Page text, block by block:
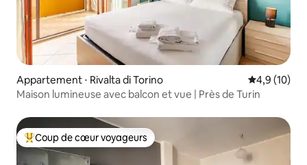
Appartement ⋅ Rivalta di Torino Évaluation
4,9 (10)
Maison lumineuse avec balcon et vue | Près de Turin
Coups de cœur voyageurs les plus appréciés
Coup de cœur voyageurs